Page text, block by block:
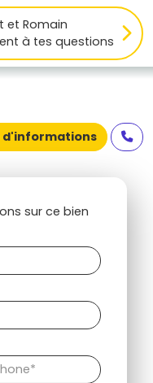
et Romain
à tes questions
d'informations
sur ce bien